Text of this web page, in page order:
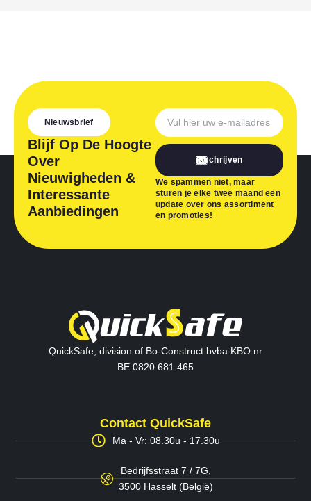
Nieuwsbrief
Blijf Op De Hoogte
Over
Nieuwigheden &
Interessante
Aanbiedingen
Inschrijven
We spammen niet, maar
sturen je elke twee maand een
update over ons assortiment
en promoties!
QuickSafe, division of Bo-Construct bvba KBO nr
BE 0820.681.465
Contact QuickSafe
Ma - Vr: 08.30u - 17.30u
Bedrijfsstraat 7 / 7G,
3500 Hasselt (België)